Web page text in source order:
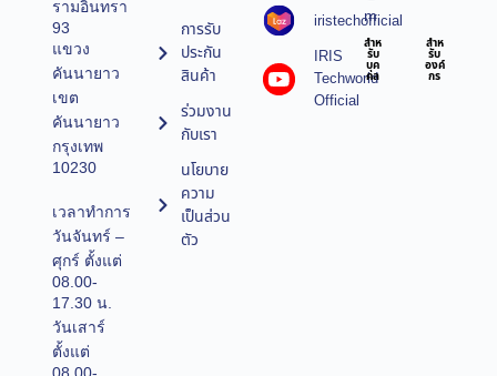
รามอินทรา
93
แขวง
คันนายาว
เขต
คันนายาว
กรุงเทพ
10230
เวลาทำการ
วันจันทร์ –
ศุกร์ ตั้งแต่
08.00-
17.30 น.
วันเสาร์
ตั้งแต่
การรับ
ประกัน
สินค้า
ร่วมงาน
กับเรา
นโยบาย
ความ
เป็นส่วน
ตัว
iristechofficial
IRIS
Techworld
Official
m
สำห
รับ
บุค
คล
สำห
รับ
องค์
กร